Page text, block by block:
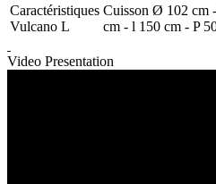
Caractéristiques
Vulcano L
Cuisson Ø 102 cm
cm - l 150 cm - P
Video Presentation